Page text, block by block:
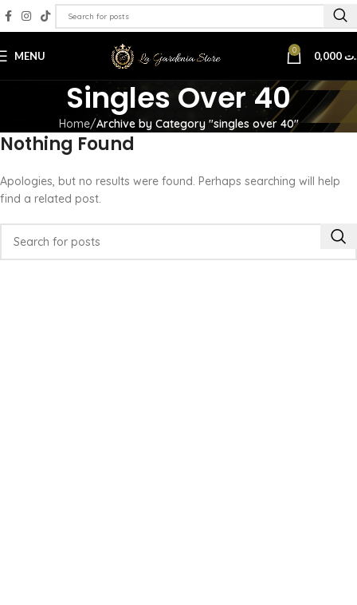
MENU 0
Singles Over 40
Home Archive by Category "singles over 40"
Nothing Found
Apologies, but no results were found. Perhaps searching will help
find a related post.